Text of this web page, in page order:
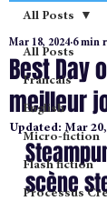
All Posts
Francais
English
Micro-fiction
Flash fiction
Processus
All Posts
Best Day
meilleur
Mar 18, 2024 6 min
Updated: Mar
scène